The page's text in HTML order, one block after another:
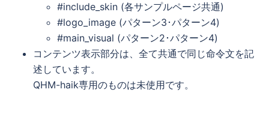
#include_skin (各サンプルページ共通)
#logo_image (パターン3･パターン4)
#main_visual (パターン2･パターン4)
コンテンツ表示部分は、全て共通で同じ命令文を記
述しています。
QHM-haik専用のものは未使用です。